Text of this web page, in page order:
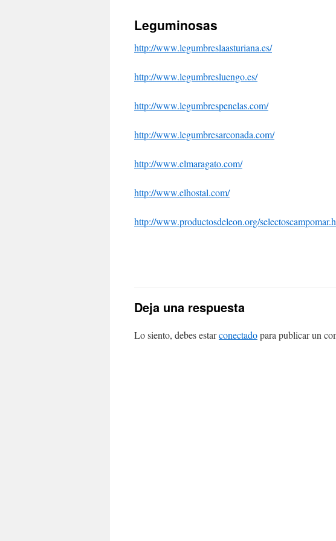
Leguminosas
http://www.legumbreslaasturiana.es/
http://www.legumbresluengo.es/
http://www.legumbrespenelas.com/
http://www.legumbresarconada.com/
http://www.elmaragato.com/
http://www.elhostal.com/
http://www.productosdeleon.org/
Deja una respuesta
Lo siento, debes estarconectadopara publicar un